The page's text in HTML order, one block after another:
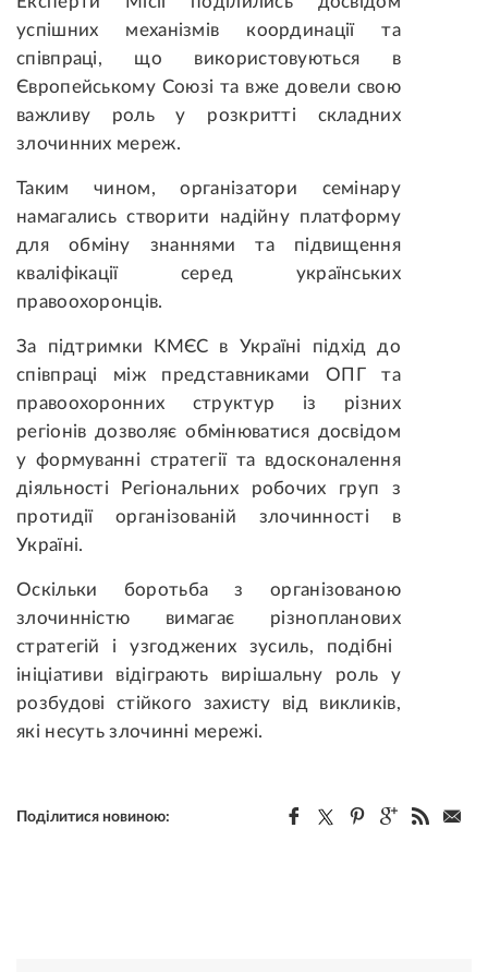
успішних механізмів координації та
співпраці, що використовуються в
Європейському Союзі та вже довели свою
важливу роль у розкритті складних
злочинних мереж.
Таким чином, організатори семінару
намагались створити надійну платформу
для обміну знаннями та підвищення
кваліфікації серед українських
правоохоронців.
За підтримки КМЄС в Україні
підхід до
співпраці між представниками ОПГ та
правоохоронних структур
із різних
регіонів дозволяє обмінюватися досвідом
у формуванні стратегії та вдосконалення
діяльності
Регіональних робочих груп з
протидіїорганізованій злочинності
в
Україні.
Оскільки боротьба з організованою
злочинністю вимагає різнопланових
стратегій і узгоджених зусиль, подібні
ініціативи відіграють вирішальну роль у
розбудові
стійкого захисту від викликів,
які несуть злочинні мережі.
Поділитися новиною: